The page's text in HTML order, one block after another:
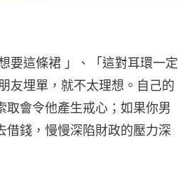
要這條裙 」、「這對耳環一定
友埋單，就不太理想。自己的
會令他產生戒心；如果你男
借錢，慢慢深陷財政的壓力深